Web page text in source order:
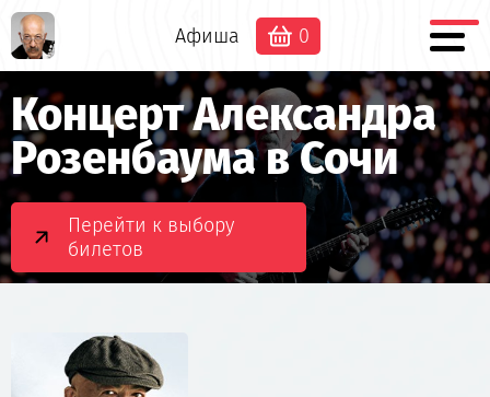
Афиша 0
Концерт Александра
Розенбаума в Сочи
Перейти к выбору
билетов